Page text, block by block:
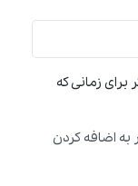
برای زمانی که
به اضافه کردن